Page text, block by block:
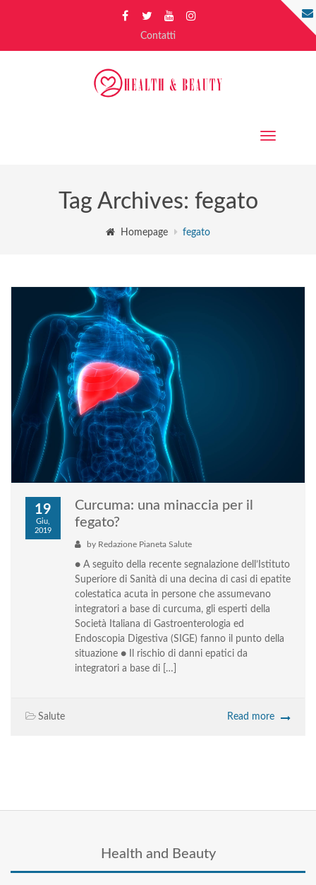
Contatti
Toggle
Tag Archives: fegato
Homepage fegato
19
Giu,
2019
Curcuma: una minaccia per il
fegato?
by Redazione Pianeta Salute
● A seguito della recente segnalazione dell’Istituto
Superiore di Sanità di una decina di casi di epatite
colestatica acuta in persone che assumevano
integratori a base di curcuma, gli esperti della
Società Italiana di Gastroenterologia ed
Endoscopia Digestiva (SIGE) fanno il punto della
situazione ● Il rischio di danni epatici da
integratori a base di […]
Salute Read more
Health and Beauty